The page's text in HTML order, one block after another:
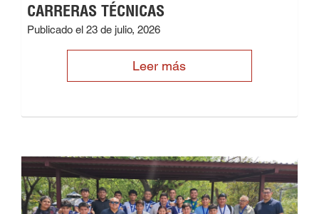
CARRERAS TÉCNICAS
Publicado el 23 de julio, 2026
Leer más